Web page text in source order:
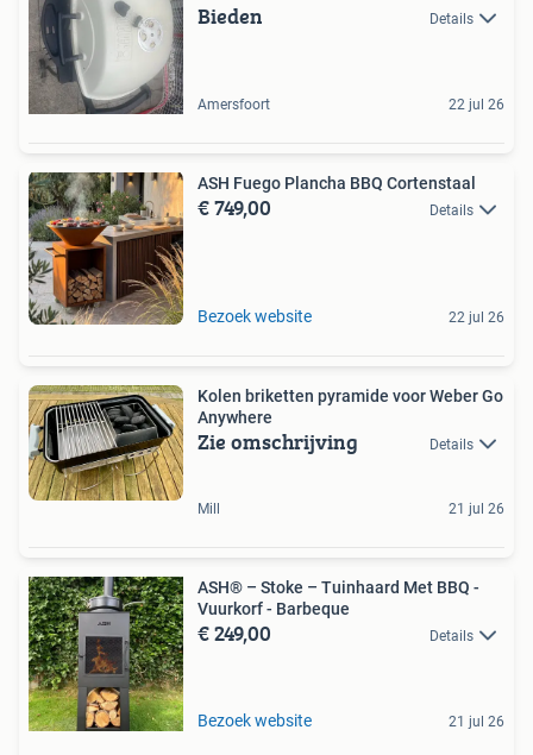
Bieden Details
Amersfoort 22 jul 26
ASH Fuego Plancha BBQ Cortenstaal
€ 749,00 Details
Bezoek website 22 jul 26
Kolen briketten pyramide voor Weber Go
Anywhere
Zie omschrijving Details
Mill 21 jul 26
ASH® – Stoke – Tuinhaard Met BBQ -
Vuurkorf - Barbeque
€ 249,00 Details
Bezoek website 21 jul 26